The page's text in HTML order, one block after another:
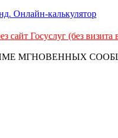
сайт Госуслуг (без
МГНОВЕННЫХ